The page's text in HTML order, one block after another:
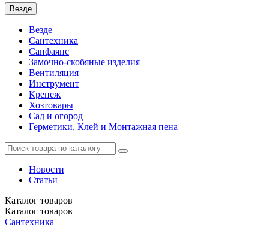
Везде
Везде
Сантехника
Санфаянс
Замочно-скобяные изделия
Вентиляция
Инструмент
Крепеж
Хозтовары
Сад и огород
Герметики, Клей и Монтажная пена
Новости
Статьи
Каталог товаров
Каталог товаров
Сантехника